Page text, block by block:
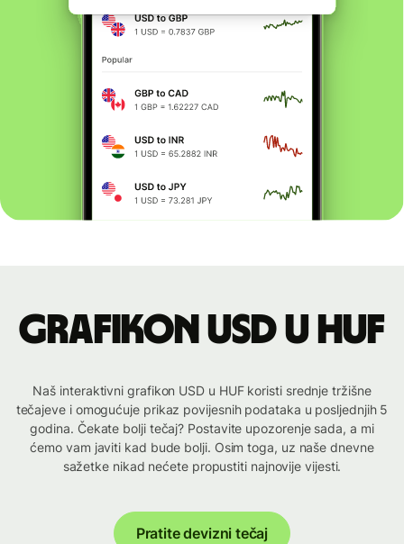
Grafikon USD u HUF
Naš interaktivni grafikon USD u HUF koristi srednje tržišne
tečajeve i omogućuje prikaz povijesnih podataka u posljednjih 5
godina. Čekate bolji tečaj? Postavite upozorenje sada, a mi
ćemo vam javiti kad bude bolji. Osim toga, uz naše dnevne
sažetke nikad nećete propustiti najnovije vijesti.
Pratite devizni tečaj